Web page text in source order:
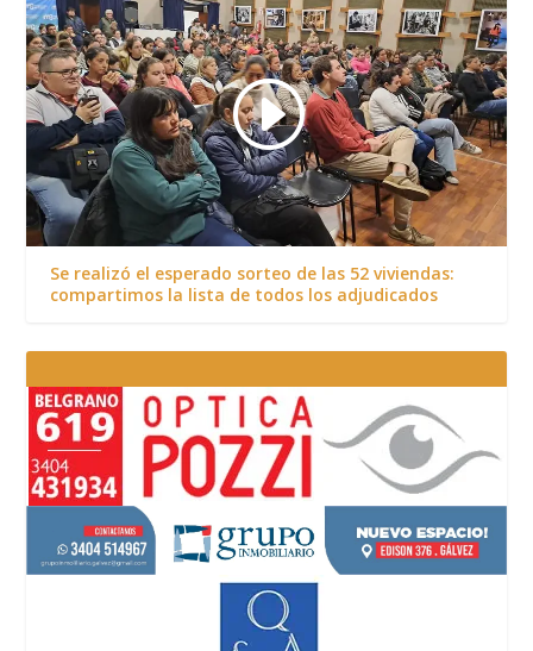
Se realizó el esperado sorteo de las 52 viviendas:
compartimos la lista de todos los adjudicados